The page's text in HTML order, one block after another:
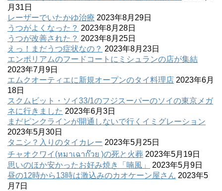
月31日
レーザーでいたかゆ治療 2023年8月29日
うつがよくなった？ 2023年8月28日
うつが改善された？ 2023年8月25日
えっ！まだうつ症状なの？ 2023年8月23日
エンポリアムのフードコートにミシュランの店が集結
2023年7月9日
エムクオーティエに新規オープンのタイ料理店 2023年6月
18日
スクムビット・ソイ33/1のフジスーパーのソイの東京メガ
ネに行きました 2023年6月3日
まだピンクラインが開通しないで行くイミグレーション
2023年5月30日
タニシ？入りのタイカレー 2023年5月25日
チャオクワイ(หมาเฉาก๊วย )の死と火葬 2023年5月19日
思いのほか安かったお好み焼き「喃風」
2023年5月9日
昼の12時から13時は激込みのカオケーン屋さん 2023年5
月7日